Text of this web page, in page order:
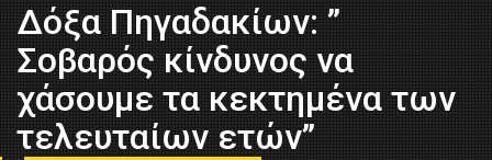
Δόξα Πηγαδακίων: ”
Σοβαρός κίνδυνος να
χάσουμε τα κεκτημένα των
τελευταίων ετών”